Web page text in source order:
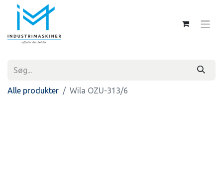
Alle produkter Wila OZU-313/6